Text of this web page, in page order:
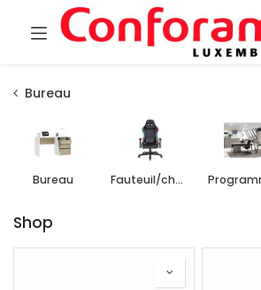
Bureau
Bureau Fauteuil/chaise de bureau
Shop